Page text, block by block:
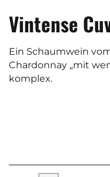
Vintense
Ein Schaumwein
Chardonnay „mit
komplex.